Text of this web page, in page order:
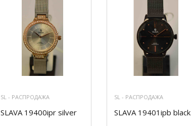
SL - РАСПРОДАЖА
SLAVA 19400ipr silver
SL - РАСПРОДАЖА
SLAVA 19401ipb black